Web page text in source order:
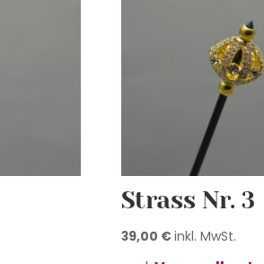
Strass Nr. 3
39,00 €inkl. MwSt.